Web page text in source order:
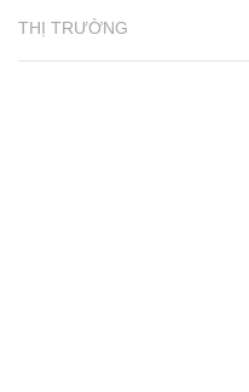
THỊ TRƯỜNG